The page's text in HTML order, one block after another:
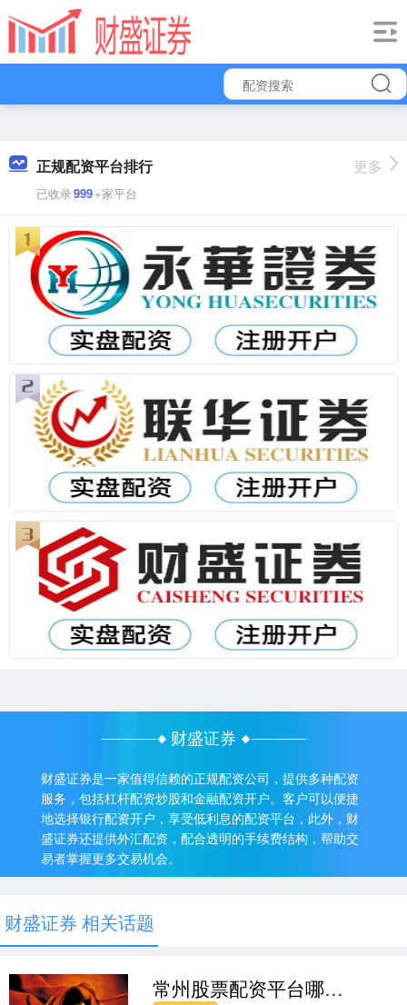
正规配资平台排行
已收录999+家平台
更多
财盛证券
财盛证券是一家值得信赖的正规配资公司，提供多种配资
服务，包括杠杆配资炒股和金融配资开户。客户可以便捷
地选择银行配资开户，享受低利息的配资平台，此外，财
盛证券还提供外汇配资，配合透明的手续费结构，帮助交
易者掌握更多交易机会。
财盛证券 相关话题
常州股票配资平台哪家好？正规安全配资公司推荐